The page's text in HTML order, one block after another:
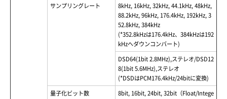
サンプリングレート
8kHz, 16kHz, 32kHz, 44.1kHz, 48kHz,
88.2kHz, 96kHz, 176.4kHz, 192kHz, 3
52.8kHz, 384kHz
(*352.8kHzは176.4kHz、384kHzは192
kHzへダウンコンバート)
DSD64(1bit 2.8MHz),ステレオ/DSD12
8(1bit 5.6MHz),ステレオ
(*DSDはPCM176.4kHz/24bitに変換)
量子化ビット数
8bit, 16bit, 24bit, 32bit（Float/Intege